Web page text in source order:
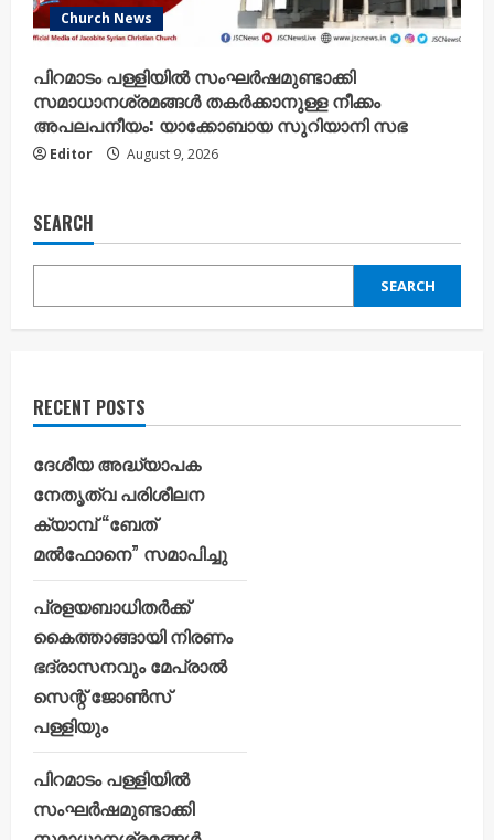
Church News
പിറമാടം പള്ളിയിൽ സംഘർഷമുണ്ടാക്കി
സമാധാനശ്രമങ്ങൾ തകർക്കാനുള്ള നീക്കം
അപലപനീയം: യാക്കോബായ സുറിയാനി സഭ
Editor August 9, 2026
SEARCH
SEARCH
RECENT POSTS
ദേശീയ അദ്ധ്യാപക
നേതൃത്വ പരിശീലന
ക്യാമ്പ് “ബേത്
മൽഫോനെ” സമാപിച്ചു
പ്രളയബാധിതർക്ക്
കൈത്താങ്ങായി നിരണം
ഭദ്രാസനവും മേപ്രാൽ
സെന്റ് ജോൺസ്
പള്ളിയും
പിറമാടം പള്ളിയിൽ
സംഘർഷമുണ്ടാക്കി